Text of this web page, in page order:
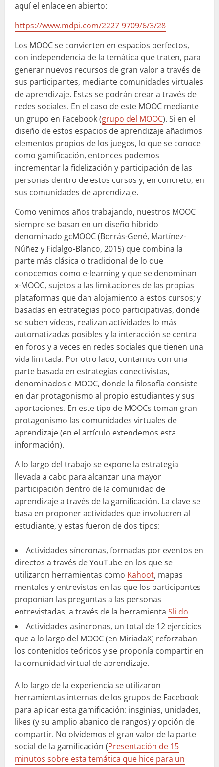
aquí el enlace en abierto:
https://www.mdpi.com/2227-9709/6/3/28
Los MOOC se convierten en espacios perfectos,
con independencia de la temática que traten, para
generar nuevos recursos de gran valor a través de
sus participantes, mediante comunidades virtuales
de aprendizaje. Estas se podrán crear a través de
redes sociales. En el caso de este MOOC mediante
un grupo en Facebook (grupo del MOOC). Si en el
diseño de estos espacios de aprendizaje añadimos
elementos propios de los juegos, lo que se conoce
como gamificación, entonces podemos
incrementar la fidelización y participación de las
personas dentro de estos cursos y, en concreto, en
sus comunidades de aprendizaje.
Como venimos años trabajando, nuestros MOOC
siempre se basan en un diseño híbrido
denominado gcMOOC (Borrás-Gené, Martínez-
Núñez y Fidalgo-Blanco, 2015) que combina la
parte más clásica o tradicional de lo que
conocemos como e-learning y que se denominan
x-MOOC, sujetos a las limitaciones de las propias
plataformas que dan alojamiento a estos cursos; y
basadas en estrategias poco participativas, donde
se suben vídeos, realizan actividades lo más
automatizadas posibles y la interacción se centra
en foros y a veces en redes sociales que tienen una
vida limitada. Por otro lado, contamos con una
parte basada en estrategias conectivistas,
denominados c-MOOC, donde la filosofía consiste
en dar protagonismo al propio estudiantes y sus
aportaciones. En este tipo de MOOCs toman gran
protagonismo las comunidades virtuales de
aprendizaje (en el artículo extendemos esta
información).
A lo largo del trabajo se expone la estrategia
llevada a cabo para alcanzar una mayor
participación dentro de la comunidad de
aprendizaje a través de la gamificación. La clave se
basa en proponer actividades que involucren al
estudiante, y estas fueron de dos tipos:
Actividades síncronas, formadas por eventos en
directos a través de YouTube en los que se
utilizaron herramientas como Kahoot, mapas
mentales y entrevistas en las que los participantes
proponían las preguntas a las personas
entrevistadas, a través de la herramienta Sli.do.
Actividades asíncronas, un total de 12 ejercicios
que a lo largo del MOOC (en MiriadaX) reforzaban
los contenidos teóricos y se proponía compartir en
la comunidad virtual de aprendizaje.
A lo largo de la experiencia se utilizaron
herramientas internas de los grupos de Facebook
para aplicar esta gamificación: insginias, unidades,
likes (y su amplio abanico de rangos) y opción de
compartir. No olvidemos el gran valor de la parte
social de la gamificación (Presentación de 15
minutos sobre esta temática que hice para un